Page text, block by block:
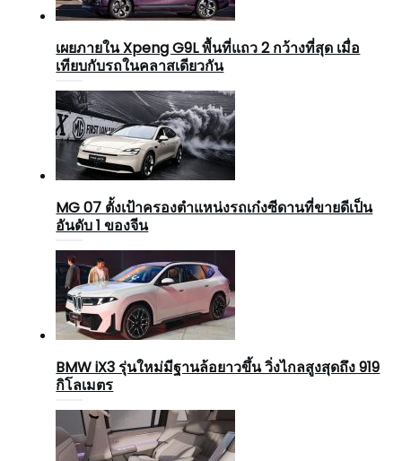
เผยภายใน Xpeng G9L พื้นที่แถว 2 กว้างที่สุด เมื่อ
เทียบกับรถในคลาสเดียวกัน
MG 07 ตั้งเป้าครองตำแหน่งรถเก๋งซีดานที่ขายดีเป็น
อันดับ 1 ของจีน
BMW iX3 รุ่นใหม่มีฐานล้อยาวขึ้น วิ่งไกลสูงสุดถึง 919
กิโลเมตร